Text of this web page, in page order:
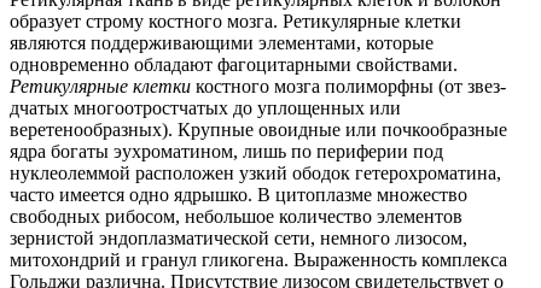
образует строму костного мозга. Ретикулярные клетки
являются поддерживающими элементами, которые
одновременно обладают фагоцитарными свойствами.
Ретикулярные клетки костного мозга полиморфны (от звез-
дчатых многоотростчатых до уплощенных или
веретенообразных). Крупные овоидные или почкообразные
ядра богаты эухроматином, лишь по периферии под
нуклеолеммой расположен узкий ободок гетерохроматина,
часто имеется одно ядрышко. В цитоплазме множество
свободных рибосом, небольшое количество элементов
зернистой эндоплазматической сети, немного лизосом,
митохондрий и гранул гликогена. Выраженность комплекса
Гольджи различна. Присутствие лизосом свидетельствует о